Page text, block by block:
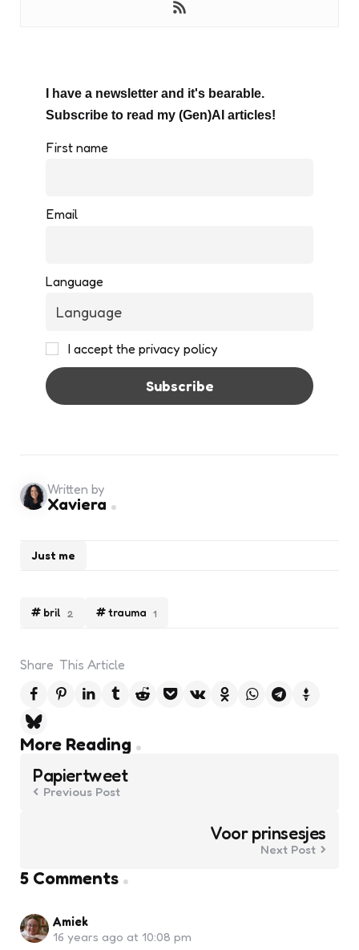
I have a newsletter and it's bearable.
Subscribe to read my (Gen)AI articles!
First name
Email
Language
I accept the privacy policy
bril 2 trauma 1
Just me
Written by
Xaviera
Share This Article
More Reading
Post
navigation
Papiertweet
Previous Post
Voor prinsesjes
Next Post
5 Comments
Amiek
16 years ago at 10:08 pm